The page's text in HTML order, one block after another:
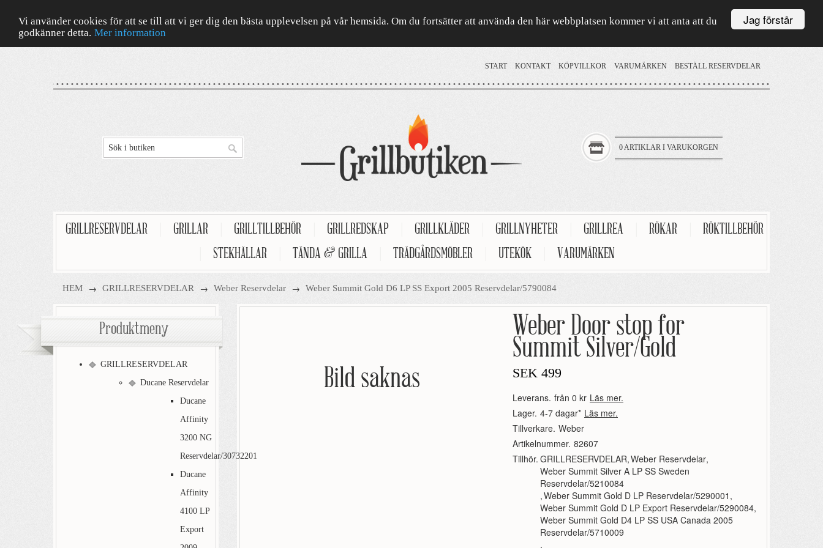
Jag förstår
Vi använder cookies för att se till att vi ger dig den bästa upplevelsen på vår hemsida. Om du fortsätter att använda den här webbplatsen kommer vi att anta att du
godkänner detta. Mer information
START KONTAKT KÖPVILLKOR VARUMÄRKEN BESTÄLL RESERVDELAR
0 ARTIKLAR I VARUKORGEN
GRILLRESERVDELAR GRILLAR GRILLTILLBEHÖR GRILLREDSKAP GRILLKLÄDER GRILLNYHETER GRILLREA RÖKAR
RÖKTILLBEHÖR
STEKHÄLLAR TÄNDA & GRILLA TRÄDGÅRDSMÖBLER UTEKÖK VARUMÄRKEN
HEM → GRILLRESERVDELAR → Weber Reservdelar → Weber Summit Gold D6 LP SS Export 2005 Reservdelar/5790084
Bild saknas
Weber Door stop for
Summit Silver/Gold
SEK 499
Leverans. från 0 kr Läs mer.
Lager. 4-7 dagar* Läs mer.
Tillverkare. Weber
Artikelnummer. 82607
Tillhör. GRILLRESERVDELAR,Weber Reservdelar,
Weber Summit Silver A LP SS Sweden
Reservdelar/5210084
,Weber Summit Gold D LP Reservdelar/5290001 ,
Weber Summit Gold D LP Export Reservdelar/5290084,
Weber Summit Gold D4 LP SS USA Canada 2005
Reservdelar/5710009
,
Produktmeny
GRILLRESERVDELAR
Ducane Reservdelar
Ducane
Affinity
3200 NG
Reservdelar/30732201
Ducane
Affinity
4100 LP
Export